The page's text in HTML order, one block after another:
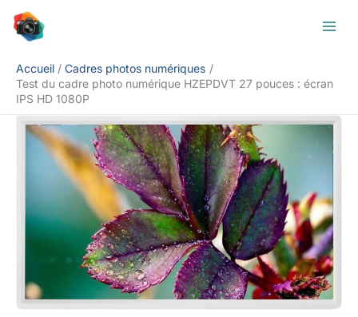
Accueil
Cadres photos numériques
Test du cadre photo numérique HZEPDVT 27 pouces : écran
IPS HD 1080P
Rechercher